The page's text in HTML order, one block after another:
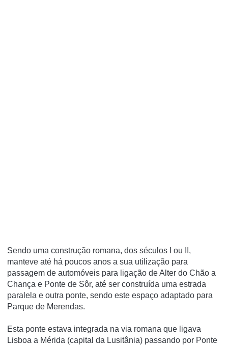
Sendo uma construção romana, dos séculos I ou II,
manteve até há poucos anos a sua utilização para
passagem de automóveis para ligação de Alter do Chão a
Chança e Ponte de Sôr, até ser construída uma estrada
paralela e outra ponte, sendo este espaço adaptado para
Parque de Merendas.
Esta ponte estava integrada na via romana que ligava
Lisboa a Mérida (capital da Lusitânia) passando por Ponte